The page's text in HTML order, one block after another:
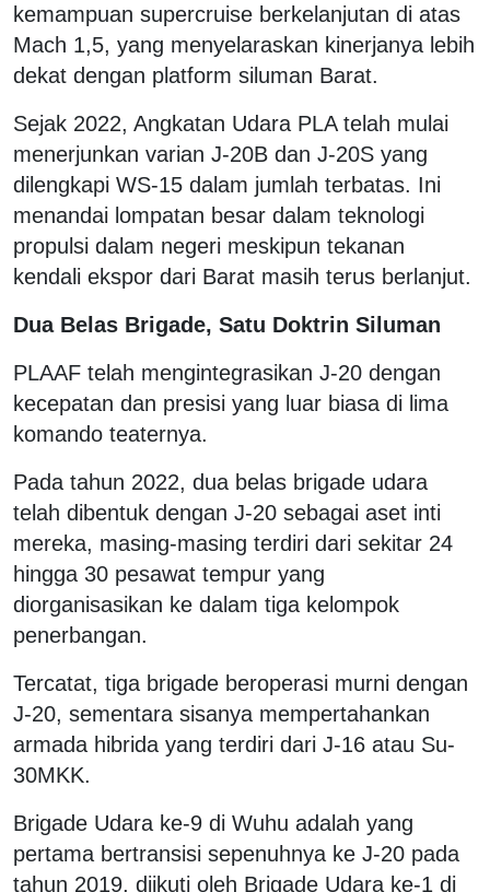
kemampuan supercruise berkelanjutan di atas
Mach 1,5, yang menyelaraskan kinerjanya lebih
dekat dengan platform siluman Barat.
Sejak 2022, Angkatan Udara PLA telah mulai
menerjunkan varian J-20B dan J-20S yang
dilengkapi WS-15 dalam jumlah terbatas. Ini
menandai lompatan besar dalam teknologi
propulsi dalam negeri meskipun tekanan
kendali ekspor dari Barat masih terus berlanjut.
Dua Belas Brigade, Satu Doktrin Siluman
PLAAF telah mengintegrasikan J-20 dengan
kecepatan dan presisi yang luar biasa di lima
komando teaternya.
Pada tahun 2022, dua belas brigade udara
telah dibentuk dengan J-20 sebagai aset inti
mereka, masing-masing terdiri dari sekitar 24
hingga 30 pesawat tempur yang
diorganisasikan ke dalam tiga kelompok
penerbangan.
Tercatat, tiga brigade beroperasi murni dengan
J-20, sementara sisanya mempertahankan
armada hibrida yang terdiri dari J-16 atau Su-
30MKK.
Brigade Udara ke-9 di Wuhu adalah yang
pertama bertransisi sepenuhnya ke J-20 pada
tahun 2019, diikuti oleh Brigade Udara ke-1 di